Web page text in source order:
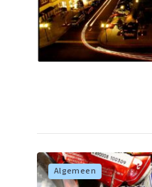
Algemeen